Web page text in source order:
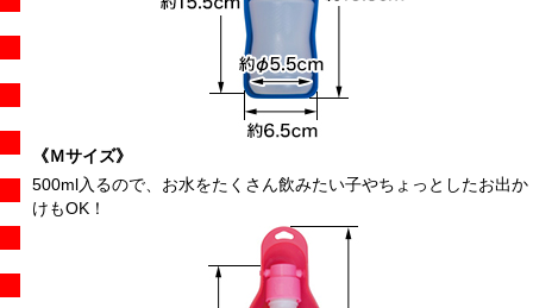
《Ｍサイズ》
500ml入るので、お水をたくさん飲みたい子やちょっとしたお出か
けもOK！